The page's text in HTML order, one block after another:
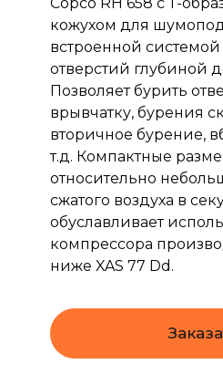
кожухом для
встроенной
отверстий глубиной
Позволяет бурить
врывчатку, бурения
вторичное бурение,
т.д. Компактные
относительно
сжатого воздуха в
обуславливает
компрессора
ниже XAS 77 Dd.